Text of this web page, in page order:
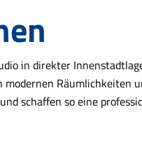
in direkter
schaffen so eine